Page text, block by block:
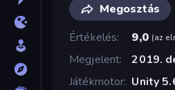
Megosztás
Értékelés
9,0 (az
Megjelent
2019.
Játékmotor Unity